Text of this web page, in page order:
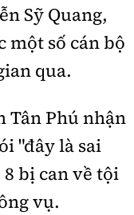
Sỹ Quang,
một số cán bộ
qua.
Tân Phú nhận
"đây là sai
bị can về tội
vụ.